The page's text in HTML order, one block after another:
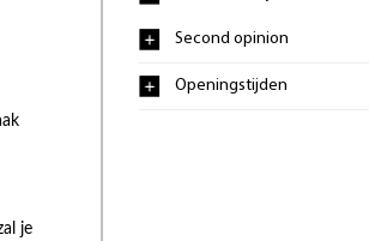
je
Second opinion
Openingstijden